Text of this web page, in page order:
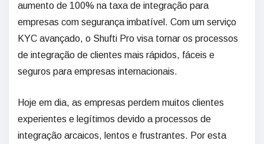
aumento de 100% na taxa de integração para
empresas com segurança imbatível. Com um serviço
KYC avançado, o Shufti Pro visa tornar os processos
de integração de clientes mais rápidos, fáceis e
seguros para empresas internacionais.
Hoje em dia, as empresas perdem muitos clientes
experientes e legítimos devido a processos de
integração arcaicos, lentos e frustrantes. Por esta